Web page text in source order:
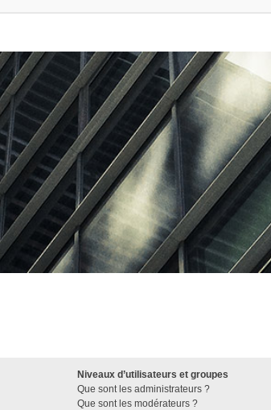
Niveaux d’utilisateurs et groupes
Que sont les administrateurs ?
Que sont les modérateurs ?